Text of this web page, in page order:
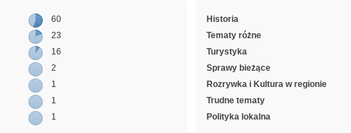
60
23
16
2
1
1
1
Historia
Tematy różne
Turystyka
Sprawy bieżące
Rozrywka i Kultura w regionie
Trudne tematy
Polityka lokalna